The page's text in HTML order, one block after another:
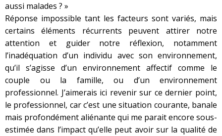
aussi malades ? »
Réponse impossible tant les facteurs sont variés, mais
certains éléments récurrents peuvent attirer notre
attention et guider notre réflexion, notamment
l’inadéquation d’un individu avec son environnement,
qu’il s’agisse d’un environnement affectif comme le
couple ou la famille, ou d’un environnement
professionnel. J’aimerais ici revenir sur ce dernier point,
le professionnel, car c’est une situation courante, banale
mais profondément aliénante qui me parait encore sous-
estimée dans l’impact qu’elle peut avoir sur la qualité de